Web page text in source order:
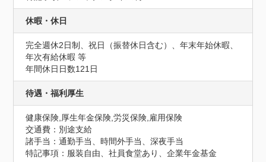
休暇・休日
完全週休2日制、祝日（振替休日含む）、年末年始休暇、
年次有給休暇 等
年間休日日数121日
待遇・福利厚生
健康保険,厚生年金保険,労災保険,雇用保険
交通費：別途支給
諸手当：通勤手当、時間外手当、深夜手当
特記事項：服装自由、社員食堂あり、企業年金基金